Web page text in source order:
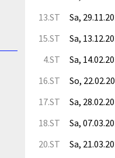
13.ST
Sa,
15.ST
Sa,
4.ST
Sa,
16.ST
So,
17.ST
Sa,
18.ST
Sa,
20.ST
Sa,